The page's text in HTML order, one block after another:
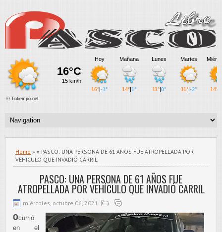
Home » » PASCO: UNA PERSONA DE 61 AÑOS FUE ATROPELLADA POR
VEHÍCULO QUE INVADIÓ CARRIL
PASCO: UNA PERSONA DE 61 AÑOS FUE
ATROPELLADA POR VEHÍCULO QUE INVADIÓ CARRIL
miércoles, octubre 06, 2021
Ocurrió
en el